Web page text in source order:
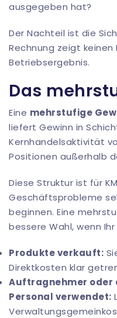
ausgegeben hat?
Der Nachteil ist die
Rechnung zeigt
Betriebsergebnis.
Das
Eine mehrstufige
liefert Gewinn in
Kernhandelsaktivität
Positionen außerhalb
Diese Struktur ist für
Geschäftsprobleme
beginnen. Eine
bessere Wahl, wenn
Produkte verkauft:
Direktkosten klar
Auftragnehmer oder
Personal verwendet: